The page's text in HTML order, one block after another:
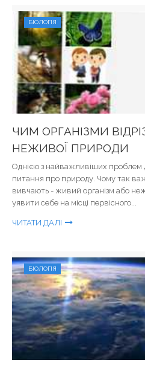
БІОЛОГІЯ
ЧИМ ОРГАНІЗМИ
НЕЖИВОЇ ПРИРОДИ
Однією з найважливіших
питання про природу. Чому так
вивчають - живий організм або
уявити себе на місці первісного...
ЧИТАТИ ДАЛІ
БІОЛОГІЯ